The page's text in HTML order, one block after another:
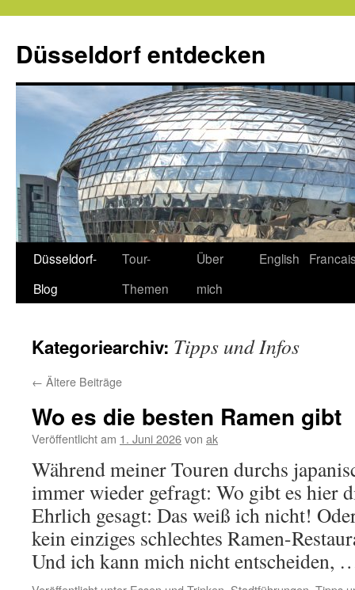
springen
Düsseldorf entdecken
Düsseldorf-
Blog
Tour-
Themen
Über
mich
English
Kategoriearchiv: Tipps und Infos
← Ältere Beiträge
Wo es die besten Ramen gibt
Veröffentlicht am 1. Juni 2026von ak
Während meiner Touren durchs
immer wieder gefragt: Wo gibt es hier
Ehrlich gesagt: Das weiß ich nicht!
kein einziges schlechtes Ramen-
Und ich kann mich nicht entscheiden,